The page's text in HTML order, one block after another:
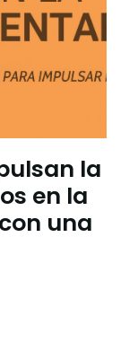
la
en la
una